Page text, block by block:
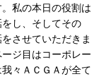
私の本日の役割は
し、そしてその
させていただきま
ジ目はコーポレー
々ＡＣＧＡが全て